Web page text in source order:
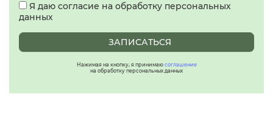
Я даю согласие на обработку персональных
данных
ЗАПИСАТЬСЯ
Нажимая на кнопку, я принимаю соглашение
на обработку персональных данных